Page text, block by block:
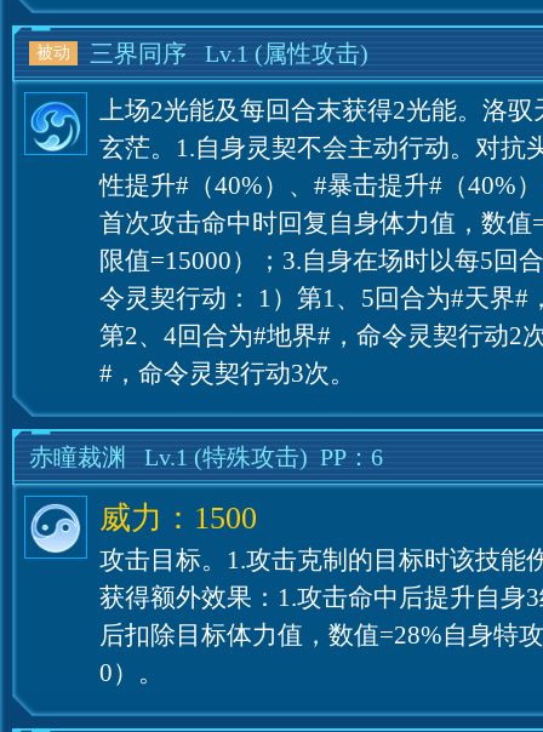
被动 三界同序 Lv.1(属性攻击)
上场2光能及每回合末获得2光能。洛
玄茫。1.自身灵契不会主动行动。对抗
性提升#（40%）、#暴击提升#（40%
首次攻击命中时回复自身体力值，数值
限值=15000）；3.自身在场时以每5回
令灵契行动： 1）第1、5回合为#天界#
第2、4回合为#地界#，命令灵契行动2
#，命令灵契行动3次。
赤瞳裁渊 Lv.1(特殊攻击) PP：6
威力：1500
攻击目标。1.攻击克制的目标时该技能
获得额外效果：1.攻击命中后提升自身
后扣除目标体力值，数值=28%自身特
0）。